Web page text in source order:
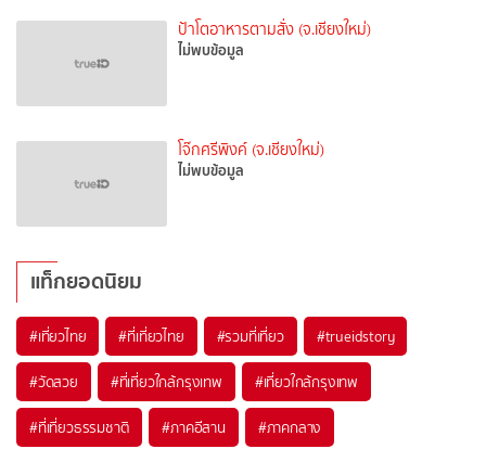
ป้าโตอาหารตามสั่ง (จ.เชียงใหม่)
ไม่พบข้อมูล
โจ๊กศรีพิงค์ (จ.เชียงใหม่)
ไม่พบข้อมูล
แท็กยอดนิยม
#เที่ยวไทย #ที่เที่ยวไทย #รวมที่เที่ยว #trueidstory
#วัดสวย #ที่เที่ยวใกล้กรุงเทพ #เที่ยวใกล้กรุงเทพ
#ที่เที่ยวธรรมชาติ #ภาคอีสาน #ภาคกลาง